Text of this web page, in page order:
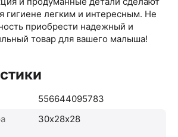
гигиене легким и интересным. Не
приобрести надежный и
товар для вашего малыша!
556644095783
30х28х28